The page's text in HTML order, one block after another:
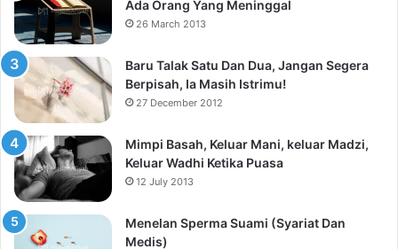
Ada Orang Yang Meninggal
26 March 2013
Baru Talak Satu Dan Dua, Jangan Segera
Berpisah, Ia Masih Istrimu!
27 December 2012
Mimpi Basah, Keluar Mani, keluar Madzi,
Keluar Wadhi Ketika Puasa
12 July 2013
Menelan Sperma Suami (Syariat Dan
Medis)